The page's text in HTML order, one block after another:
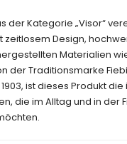
der Kategorie „Visor“
zeitlosem Design,
Materialien
der Traditionsmarke
ist dieses Produkt
die im Alltag und in der